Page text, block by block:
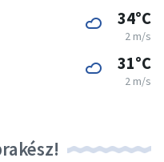
34°C
2 m/s
31°C
2 m/s